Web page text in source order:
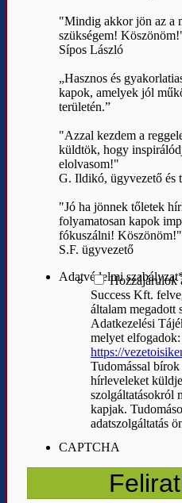
"Mindig akkor jön az a
szükségem!
Sípos László
„Hasznos és
kapok, amelyek jól
területén.”
"Azzal kezdem a
küldtök, hogy
elolvasom!"
G. Ildikó, ügyvezető és
"Jó ha jönnek tőletek
folyamatosan kapok
fókuszálni! Köszönöm!"
S.F. ügyvezető
Adatvédelmi szabályzat
Hozzájárulok
Success Kft.
általam megadott
Adatkezelési
melyet elfogadok:
https://
Tudomással
hírleveleket
szolgáltatásokról
kapjak.
adatszolgáltatás
CAPTCHA